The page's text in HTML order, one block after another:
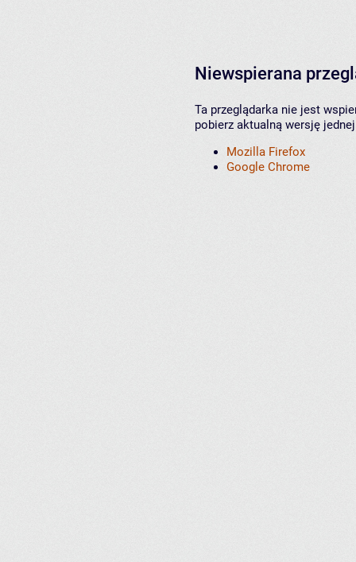
Niewspierana
Ta przeglądarka nie jest
pobierz aktualną wersję
Mozilla Firefox
Google Chrome